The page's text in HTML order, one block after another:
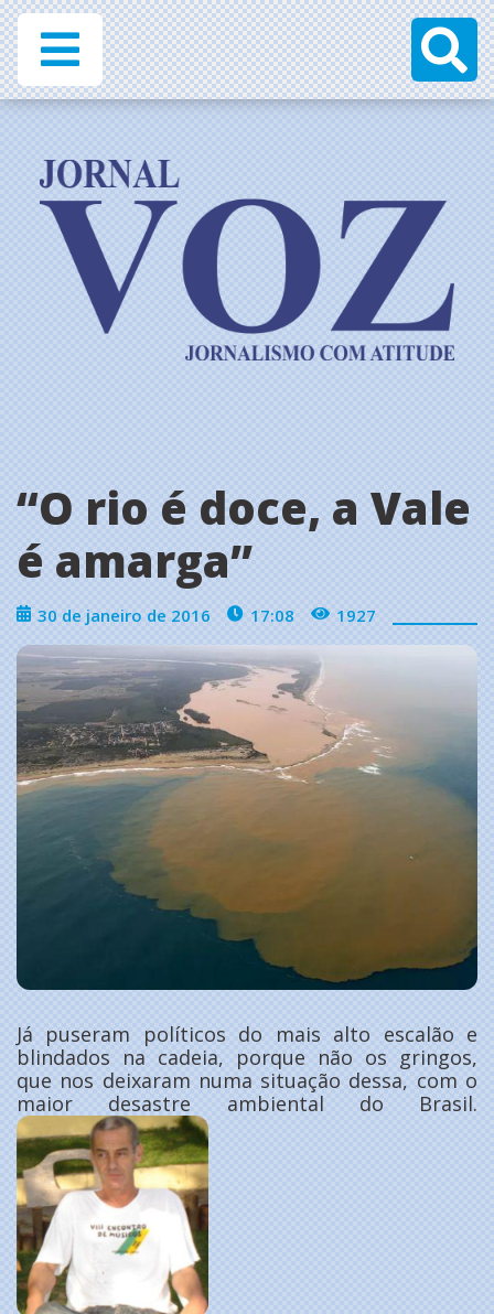
‘‘O rio é doce, a Vale
é amarga’’
30 de janeiro de 2016 17:08 1927
Já puseram políticos do mais alto escalão e
blindados na cadeia, porque não os gringos,
que nos deixaram numa situação dessa, com o
maior desastre ambiental do Brasil.